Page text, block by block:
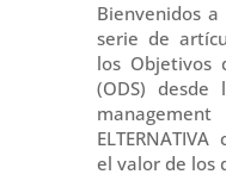
Bienvenidos
serie de
los Objetivos
(ODS)
el valor de los